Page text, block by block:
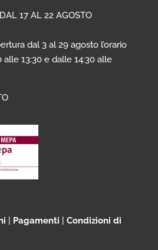
17 AL 22 AGOSTO
dal 3 al 29 agosto l’orario
13:30 e dalle 14:30 alle
Pagamenti
Condizioni di